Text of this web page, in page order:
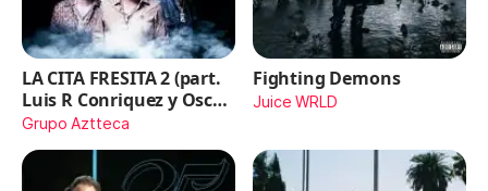
LA CITA FRESITA 2 (part.
Luis R Conriquez y Oscar
Maydon)
Grupo Aztteca
Fighting Demons
Juice WRLD